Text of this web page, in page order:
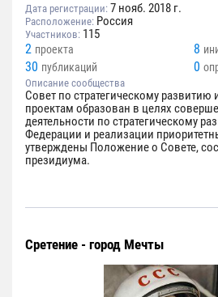
Дата регистрации: 7 нояб. 2018 г.
Расположение: Россия
Участников: 115
2 проекта 8
30 публикаций 0
Описание сообщества
Совет по стратегическому развитию
проектам образован в целях
деятельности по стратегическому
Федерации и реализации
утверждены Положение о Совете,
президиума.
Сретение - город Мечты